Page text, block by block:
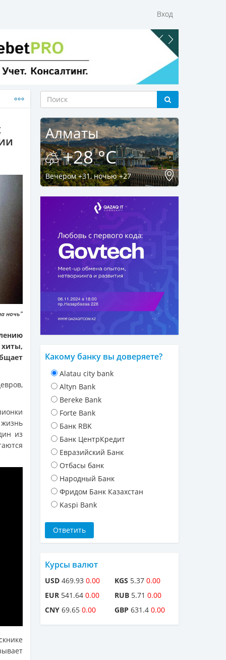
Вход
ночь"
из
Алматы
+28 °C
Вечером +31, ночью +27
Какому банку вы доверяете?
Alatau city bank
Altyn Bank
Bereke Bank
Forte Bank
Банк RBK
Банк ЦентрКредит
Евразийский Банк
Отбасы банк
Народный Банк
Фридом Банк Казахстан
Kaspi Bank
Курсы валют
USD 469.93 0.00
EUR 541.64 0.00
CNY 69.65 0.00
KGS 5.37 0.00
RUB 5.71 0.00
GBP 631.4 0.00